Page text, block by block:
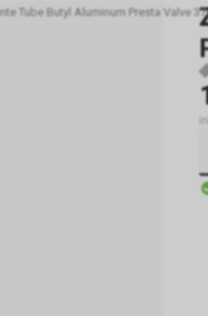
Tube Butyl Aluminum Presta Valve